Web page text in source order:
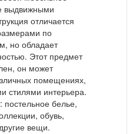
выдвижными
отличается
по
но обладает
Этот предмет
он может
помещениях,
стилями интерьера.
белье,
обувь,
вещи.